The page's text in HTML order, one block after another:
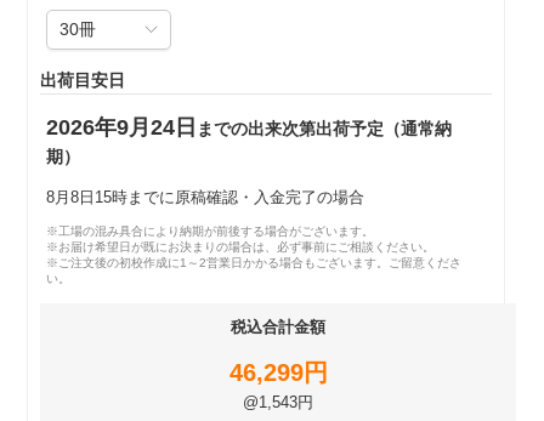
出荷目安日
2026年9月24日 までの出来次第出荷予定（通常納
期）
8月8日15時までに原稿確認・入金完了の場合
※工場の混み具合により納期が前後する場合がございます。
※お届け希望日が既にお決まりの場合は、必ず事前にご相談ください。
※ご注文後の初校作成に1～2営業日かかる場合もございます。ご留意くださ
い。
税込合計金額
46,299円
@1,543円